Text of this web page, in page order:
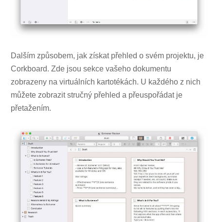
Dalším způsobem, jak získat přehled o svém projektu, je
Corkboard. Zde jsou sekce vašeho dokumentu
zobrazeny na virtuálních kartotékách. U každého z nich
můžete zobrazit stručný přehled a přeuspořádat je
přetažením.